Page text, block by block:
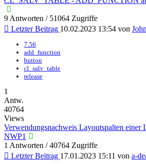
9 Antworten / 51064 Zugriffe
Letzter Beitrag 10.02.2023 13:54 von
7.56
add_function
button
cl_salv_table
release
1
Antw.
40764
Views
Verwendungsnachweis Layoutspalten einer
NWP1
1 Antworten / 40764 Zugriffe
Letzter Beitrag 17.01.2023 15:11 von a-